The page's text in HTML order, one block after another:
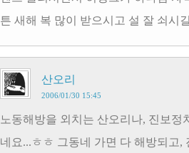
튼 새해 복 많이 받으시고 설 잘 쇠시
산오리
2006/01/30 15:45
노동해방을 외치는 산오리나, 진보
네요...ㅎㅎ 그동네 가면 다 해방되고